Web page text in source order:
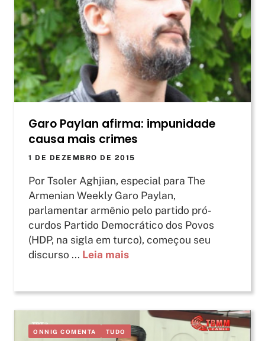
Garo Paylan afirma: impunidade
causa mais crimes
1 DE DEZEMBRO DE 2015
Por Tsoler Aghjian, especial para The
Armenian Weekly Garo Paylan,
parlamentar armênio pelo partido pró-
curdos Partido Democrático dos Povos
(HDP, na sigla em turco), começou seu
discurso ... Leia mais
ONNIG COMENTA TUDO